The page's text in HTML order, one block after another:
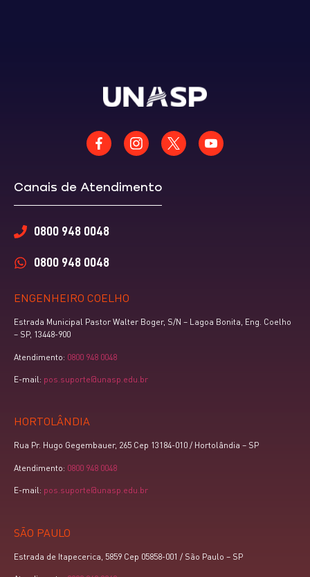
ENGENHEIRO COELHO
Estrada Municipal Pastor Walter Boger, S/N – Lagoa Bonita, Eng. Coelho
– SP, 13448-900
Atendimento: 0800 948 0048
E-mail: pos.suporte@unasp.edu.br
HORTOLÂNDIA
Rua Pr. Hugo Gegembauer, 265 Cep 13184-010 / Hortolândia – SP
Atendimento: 0800 948 0048
E-mail: pos.suporte@unasp.edu.br
SÃO PAULO
Estrada de Itapecerica, 5859 Cep 05858-001 / São Paulo – SP
Canais de Atendimento
0800 948 0048
0800 948 0048